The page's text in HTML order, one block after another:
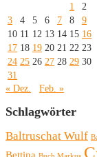
1
2
3
4 5 6 7 8
9
10 11 12 13 14 15 16
17 18 19 20 21 22 23
24 25 26 27 28 29 30
31
« Dez.
Feb. »
Schlagwörter
Baltruschat Wulf